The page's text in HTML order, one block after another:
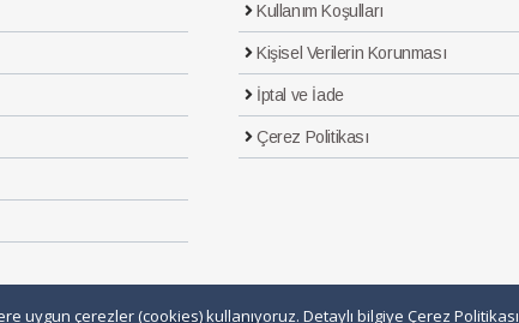
uygun çerezler (cookies) kullanıyoruz. Detaylı bilgiye Çerez Politikası
Kullanım Koşulları
Kişisel Verilerin Korunması
İptal ve İade
Çerez Politikası